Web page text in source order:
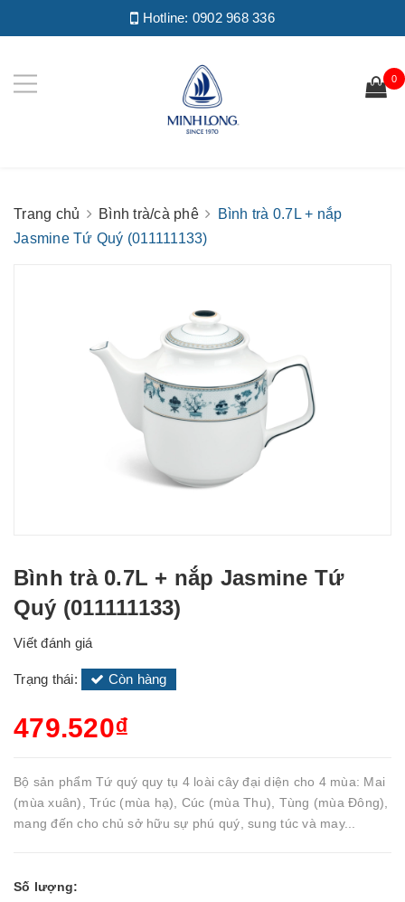
Hotline: 0902 968 336
0
Trang chủ Bình trà/cà phê
Bình trà 0.7L + nắp
Jasmine Tứ Quý (011111133)
Bình trà 0.7L + nắp Jasmine Tứ
Quý (011111133)
Viết đánh giá
Trạng thái: Còn hàng
479.520₫
Bộ sản phẩm Tứ quý quy tụ 4 loài cây đại diện cho 4 mùa: Mai
(mùa xuân), Trúc (mùa hạ), Cúc (mùa Thu), Tùng (mùa Đông),
mang đến cho chủ sở hữu sự phú quý, sung túc và may...
Số lượng: